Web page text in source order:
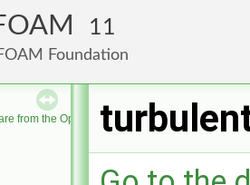
11
Foundation
from the OpenFOAM Foundation